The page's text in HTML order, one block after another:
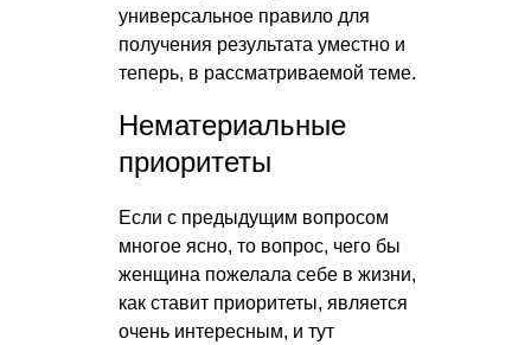
универсальное правило для
получения результата уместно и
теперь, в рассматриваемой теме.
Нематериальные
приоритеты
Если с предыдущим вопросом
многое ясно, то вопрос, чего бы
женщина пожелала себе в жизни,
как ставит приоритеты, является
очень интересным, и тут